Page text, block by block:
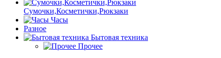
Сумочки,Косметички,Рюкзаки
Часы
Разное
Бытовая техника
Прочее